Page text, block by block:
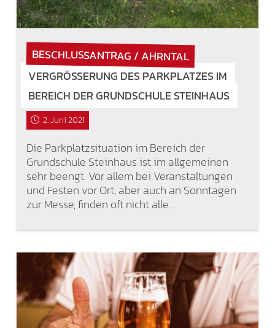
BESCHLUSSANTRAG / AHRNTAL
VERGRÖSSERUNG DES PARKPLATZES IM B
EREICH DER GRUNDSCHULE STEINHAUS
2. Juni 2021
Die Parkplatzsituation im Bereich der
Grundschule Steinhaus ist im allgemeinen
sehr beengt. Vor allem bei Veranstaltungen
und Festen vor Ort, aber auch an Sonntagen
zur Messe, finden oft nicht alle…